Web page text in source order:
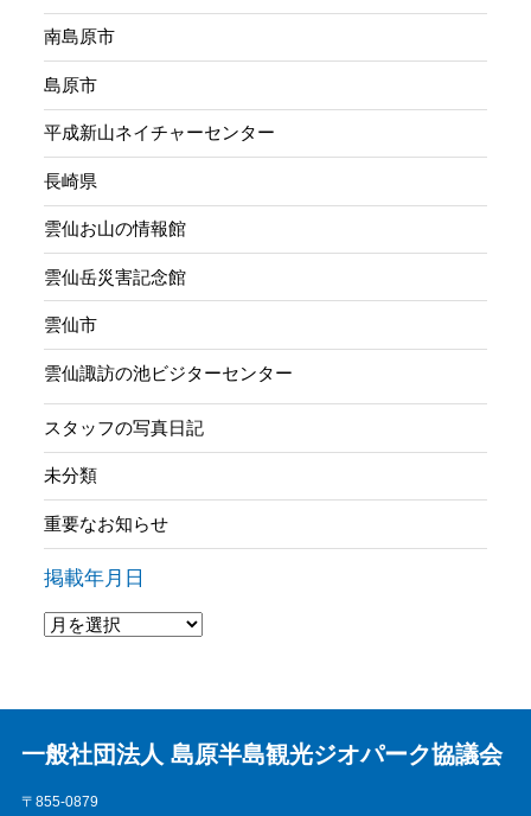
南島原市
島原市
平成新山ネイチャーセンター
長崎県
雲仙お山の情報館
雲仙岳災害記念館
雲仙市
雲仙諏訪の池ビジターセンター
スタッフの写真日記
未分類
重要なお知らせ
掲載年月日
一般社団法人 島原半島観光ジオパーク協議会
〒855-0879